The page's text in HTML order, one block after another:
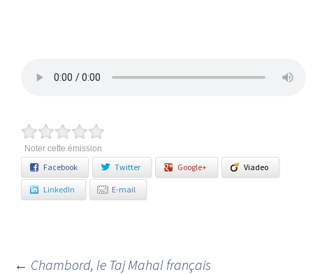
Noter cette émission
Facebook Twitter Google+ Viadeo
LinkedIn E-mail
← Chambord, le Taj Mahal français